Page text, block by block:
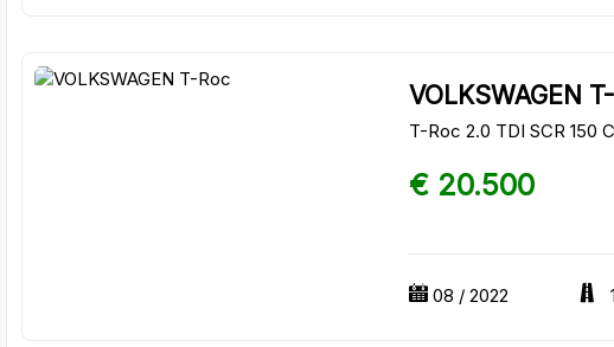
VOLKSWAGEN
T-Roc 2.0 TDI SCR 150
€ 20.500
08 / 2022